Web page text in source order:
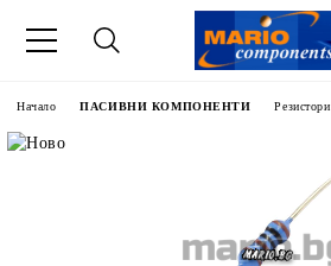
Начало ПАСИВНИ КОМПОНЕНТИ Резистори